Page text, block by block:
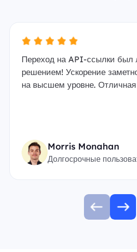
Переход на API-ссылки
решением! Ускорение
на высшем уровне. Отличная
Morris Monahan
Долгосрочные